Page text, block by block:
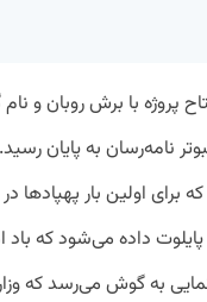
پروژه با برش روبان و
نامه‌رسان به پایان رسید.
برای اولین بار پهپادها
داده می‌شود که باد
به گوش می‌رسد که